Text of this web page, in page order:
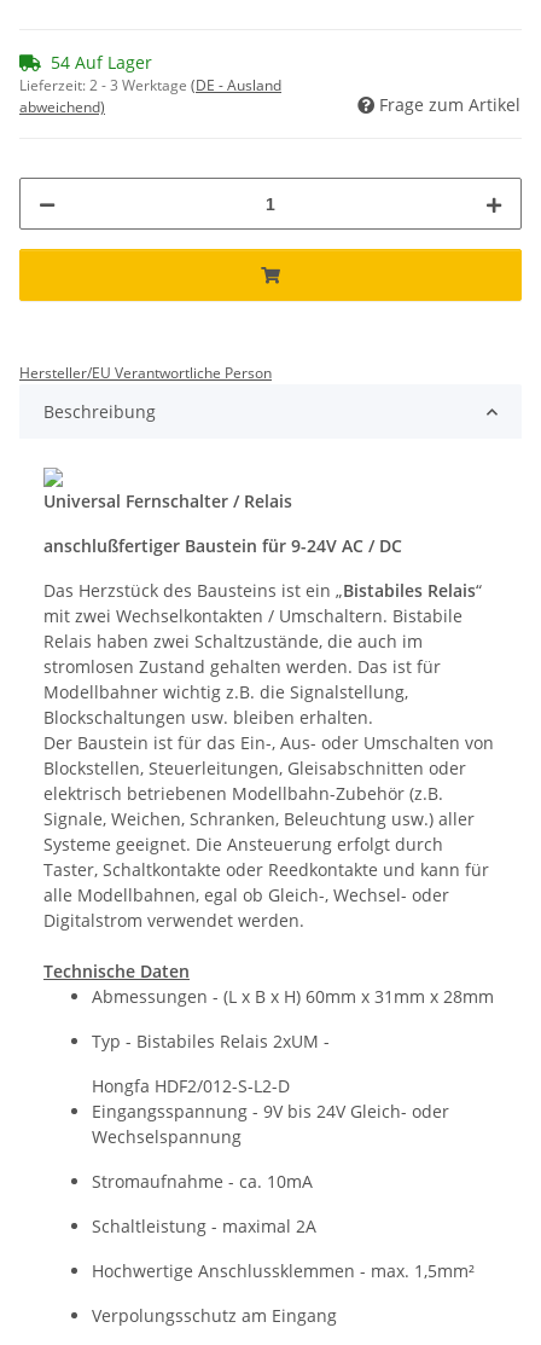
54 Auf Lager
Lieferzeit:2 - 3 Werktage (DE - Ausland
abweichend)
Frage zum Artikel
Hersteller/EU Verantwortliche Person
Beschreibung
Universal Fernschalter / Relais
anschlußfertiger Baustein für 9-24V AC / DC
Das Herzstück des Bausteins ist ein „Bistabiles Relais“
mit zwei Wechselkontakten / Umschaltern. Bistabile
Relais haben zwei Schaltzustände, die auch im
stromlosen Zustand gehalten werden. Das ist für
Modellbahner wichtig z.B. die Signalstellung,
Blockschaltungen usw. bleiben erhalten.
Der Baustein ist für das Ein-, Aus- oder Umschalten von
Blockstellen, Steuerleitungen, Gleisabschnitten oder
elektrisch betriebenen Modellbahn-Zubehör (z.B.
Signale, Weichen, Schranken, Beleuchtung usw.) aller
Systeme geeignet. Die Ansteuerung erfolgt durch
Taster, Schaltkontakte oder Reedkontakte und kann für
alle Modellbahnen, egal ob Gleich-, Wechsel- oder
Digitalstrom verwendet werden.
Technische Daten
Abmessungen - (L x B x H) 60mm x 31mm x 28mm
Typ - Bistabiles Relais 2xUM -
Hongfa HDF2/012-S-L2-D
Eingangsspannung - 9V bis 24V Gleich- oder
Wechselspannung
Stromaufnahme - ca. 10mA
Schaltleistung - maximal 2A
Hochwertige Anschlussklemmen - max. 1,5mm²
Verpolungsschutz am Eingang